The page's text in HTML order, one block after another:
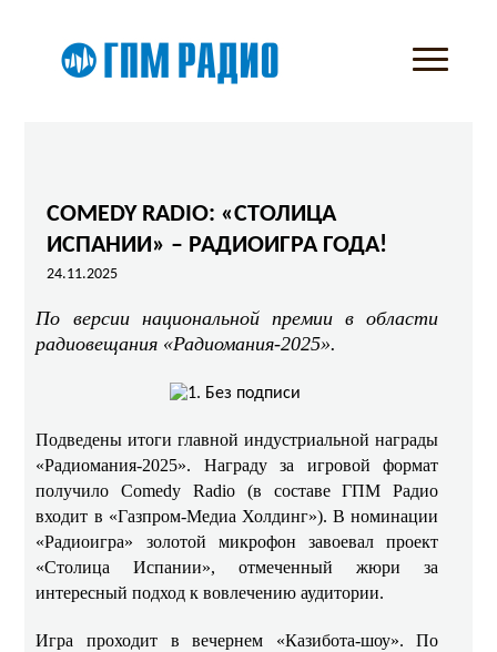
COMEDY RADIO: «СТОЛИЦА
ИСПАНИИ» – РАДИОИГРА ГОДА!
24.11.2025
По версии национальной премии в области
радиовещания «Радиомания-2025».
Подведены итоги главной индустриальной награды
«Радиомания-2025». Награду за игровой формат
получило Comedy Radio (в составе ГПМ Радио
входит в «Газпром-Медиа Холдинг»). В номинации
«Радиоигра» золотой микрофон завоевал проект
«Столица Испании», отмеченный жюри за
интересный подход к вовлечению аудитории.
Игра проходит в вечернем «Казибота-шоу». По